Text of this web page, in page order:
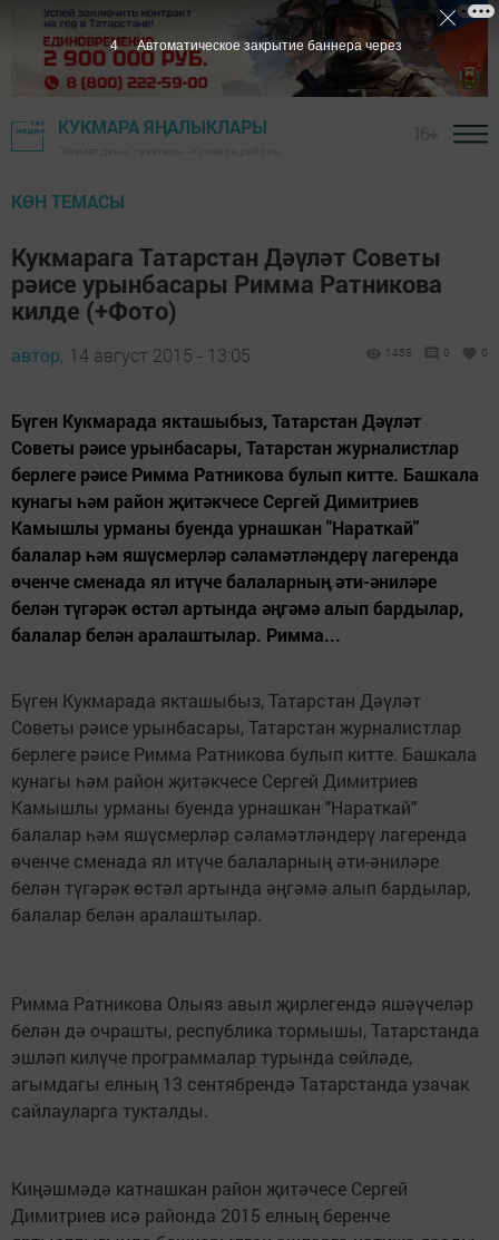
КУКМАРА ЯҢАЛЫКЛАРЫ
КӨН ТЕМАСЫ
Кукмарага Татарстан Дәүләт Советы
рәисе урынбасары Римма Ратникова
килде (+Фото)
автор, 14 август 2015 - 13:05 1458 0 0
Бүген Кукмарада якташыбыз, Татарстан Дәүләт
Советы рәисе урынбасары, Татарстан журналистлар
берлеге рәисе Римма Ратникова булып китте. Башкала
кунагы һәм район җитәкчесе Сергей Димитриев
Камышлы урманы буенда урнашкан "Нараткай"
балалар һәм яшүсмерләр сәламәтләндерү лагеренда
өченче сменада ял итүче балаларның әти-әниләре
белән түгәрәк өстәл артында әңгәмә алып бардылар,
балалар белән аралаштылар. Римма...
Бүген Кукмарада якташыбыз, Татарстан Дәүләт
Советы рәисе урынбасары, Татарстан журналистлар
берлеге рәисе Римма Ратникова булып китте. Башкала
кунагы һәм район җитәкчесе Сергей Димитриев
Камышлы урманы буенда урнашкан "Нараткай"
балалар һәм яшүсмерләр сәламәтләндерү лагеренда
өченче сменада ял итүче балаларның әти-әниләре
белән түгәрәк өстәл артында әңгәмә алып бардылар,
балалар белән аралаштылар.
Римма Ратникова Олыяз авыл җирлегендә яшәүчеләр
белән дә очрашты, республика тормышы, Татарстанда
эшләп килүче программалар турында сөйләде,
агымдагы елның 13 сентябрендә Татарстанда узачак
сайлауларга тукталды.
Киңәшмәдә катнашкан район җитәчесе Сергей
Димитриев исә районда 2015 елның беренче
3 Автоматическое закрытие баннера через